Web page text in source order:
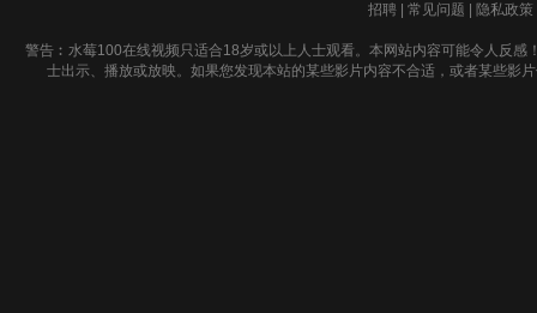
招聘
常见问题 隐私政策
警告︰水莓100在线视频只适合18岁或以上人士观看。本网站内容可能令人反
士出示、播放或放映。如果您发现本站的某些影片内容不合适，或者某些